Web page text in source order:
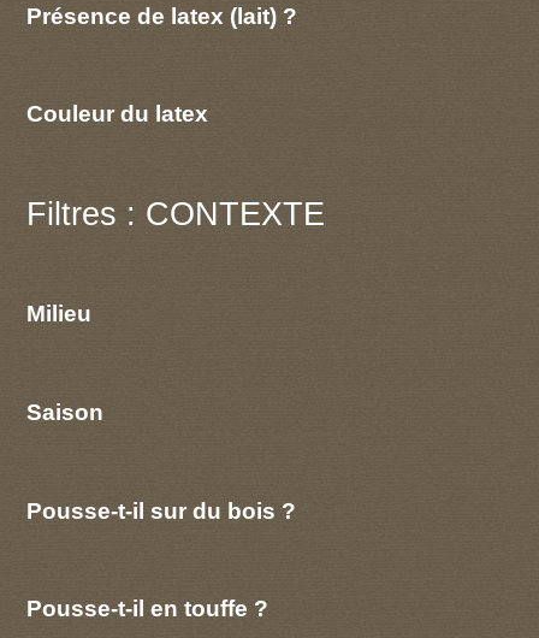
Présence de latex (lait) ?
Couleur du latex
Filtres : CONTEXTE
Milieu
Saison
Pousse-t-il sur du bois ?
Pousse-t-il en touffe ?